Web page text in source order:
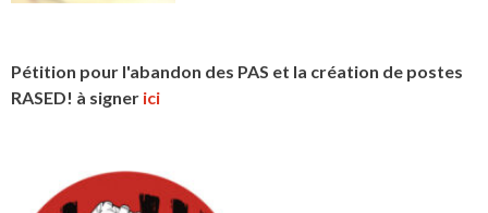
Pétition pour l'abandon des PAS et la création de postes
RASED! à signer ici